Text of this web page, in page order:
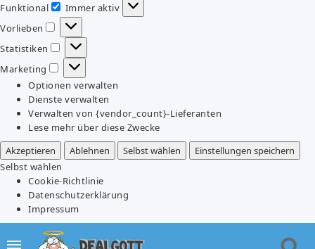
Funktional
Funktional
Immer aktiv
Vorlieben
Vorlieben
Statistiken
Statistiken
Marketing
Marketing
Optionen verwalten
Dienste verwalten
Verwalten von {vendor_count}-Lieferanten
Lese mehr über diese Zwecke
Akzeptieren
Ablehnen Selbst wählen
Einstellungen speichern
Selbst wählen
Cookie-Richtlinie
Datenschutzerklärung
Impressum